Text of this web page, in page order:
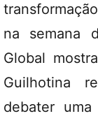
na semana
Global
Guilhotina
debater